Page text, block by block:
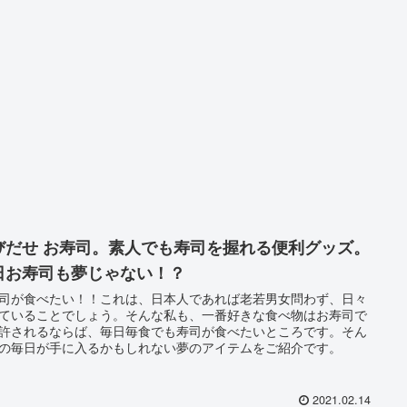
だせ お寿司。素人でも寿司を握れる便利グッズ。
お寿司も夢じゃない！？
が食べたい！！これは、日本人であれば老若男女問わず、日々
いることでしょう。そんな私も、一番好きな食べ物はお寿司で
されるならば、毎日毎食でも寿司が食べたいところです。そん
毎日が手に入るかもしれない夢のアイテムをご紹介です。
2021.02.14